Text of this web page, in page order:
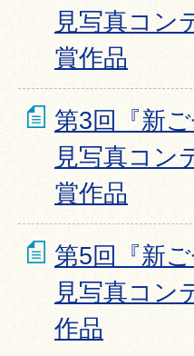
見写真コン
賞作品
第3回『新
見写真コン
賞作品
第5回『新
見写真コン
作品